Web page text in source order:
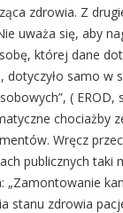
zdrowia. Z
uważa się, aby
której dane
dotyczyło samo w
( EROD,
chociażby
Wręcz
publicznych taki
„Zamontowanie
stanu zdrowia